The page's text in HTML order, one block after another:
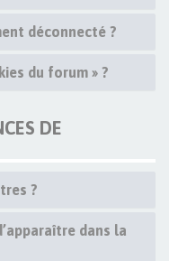
déconnecté ?
du forum » ?
DE
?
dans la